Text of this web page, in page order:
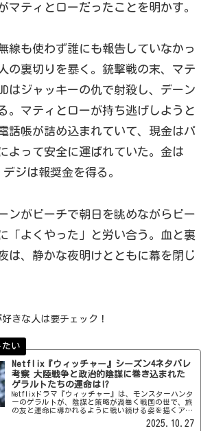
マティとローだったことを明かす。
線も使わず誰にも報告していなかっ
の裏切りを暴く。銃撃戦の末、マテ
はジャッキーの仇で射殺し、デーン
。マティとローが持ち逃げしようと
話帳が詰め込まれていて、現金はパ
よって安全に運ばれていた。金は
ジは報奨金を得る。
ンがビーチで朝日を眺めながらビー
「よくやった」と労い合う。血と裏
は、静かな夜明けとともに幕を閉じ
きな人は要チェック！
Netflix『ウィッチャー』シーズン4ネタバレ
考察 大陸戦争と政治的陰謀に巻き込まれた
ゲラルトたちの運命は!?
Netflixドラマ『ウィッチャー』は、モンスターハンタ
ーのゲラルトが、陰謀と策略が渦巻く戦国の世で、旅
の友と運命に導かれるように戦い続ける姿を描くアク
ションシリーズ。そのシーズン4で何が起こるのか、
ネタバレなしの感想とネタバレありの考察でダイブイ
2025.10.27